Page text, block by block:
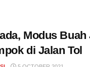
Modus
di Jalan Tol